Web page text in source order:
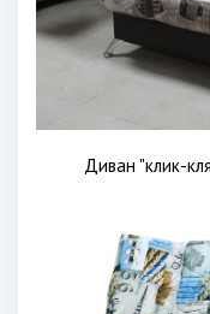
Диван "клик-